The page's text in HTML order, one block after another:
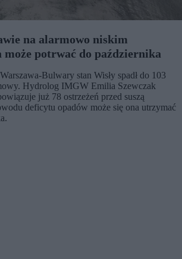
na alarmowo niskim
może potrwać do października
Bulwary stan Wisły spadł do 103
Hydrolog IMGW Emilia Szewczak
już 78 ostrzeżeń przed suszą
deficytu opadów może się ona utrzymać